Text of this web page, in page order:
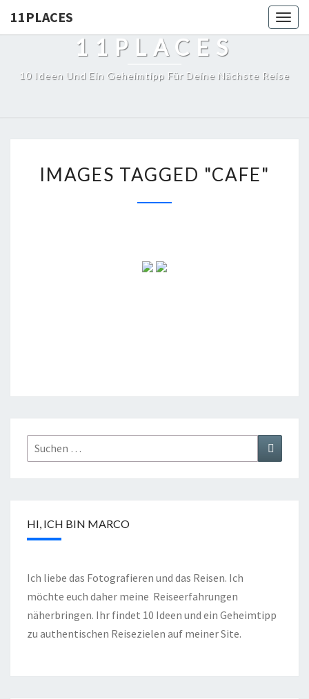
11PLACES
11PLACES
10 Ideen Und Ein Geheimtipp Für Deine Nächste Reise
IMAGES TAGGED "CAFE"
HI, ICH BIN MARCO
Ich liebe das Fotografieren und das Reisen. Ich
möchte euch daher meine Reiseerfahrungen
näherbringen. Ihr findet 10 Ideen und ein Geheimtipp
zu authentischen Reisezielen auf meiner Site.